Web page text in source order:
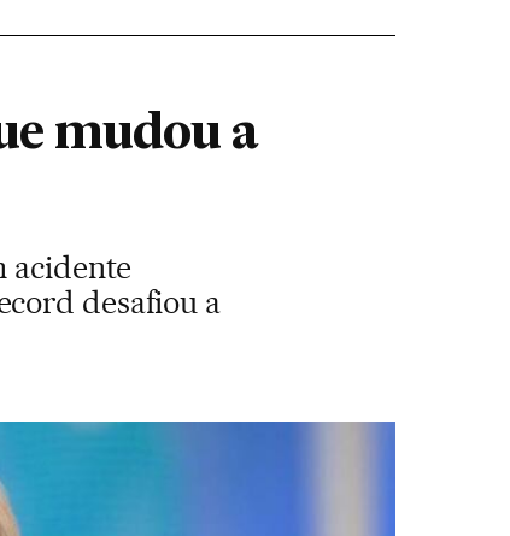
mudou a
acidente
desafiou a